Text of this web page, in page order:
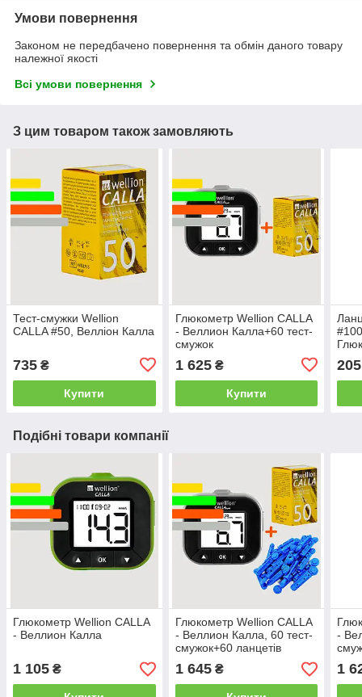
Умови повернення
Законом не передбачено повернення та обмін даного товару
належної якості
Всі умови повернення
З цим товаром також замовляють
Тест-смужки Wellion
CALLA #50, Велліон Калла
735 ₴
Купити
Глюкометр Wellion CALLA
- Веллион Калла+60 тест-
смужок
1 625₴
Купити
205
Подібні товари компанії
Глюкометр Wellion CALLA
- Веллион Калла
1 105 ₴
Глюкометр Wellion CALLA
- Веллион Калла, 60 тест-
смужок+60 ланцетів
1 645₴
-
1